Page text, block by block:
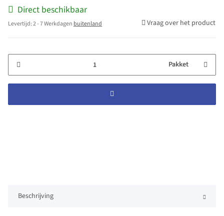
Direct beschikbaar
Levertijd:2 - 7 Werkdagen buitenland Vraag over het product
Pakket
Beschrijving